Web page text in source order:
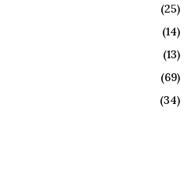
(25)
(14)
(13)
(69)
(34)